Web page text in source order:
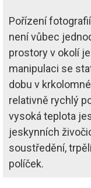
Pořízení
není vůbec
prostory v okolí
manipulaci se
dobu v
relativně rychlý
vysoká teplota
jeskynních
soustředění,
políček.